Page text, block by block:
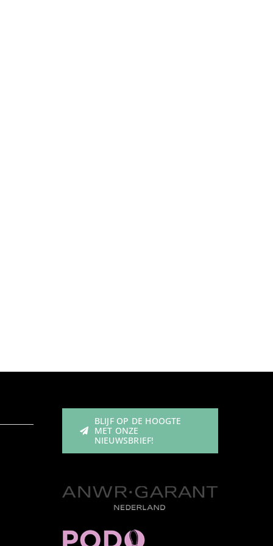
BLIJF OP DE HOOGTE
MET ONZE
NIEUWSBRIEF!